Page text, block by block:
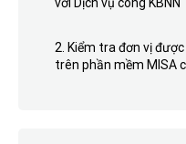
2. Kiểm tra đơn vị
trên phần mềm MISA